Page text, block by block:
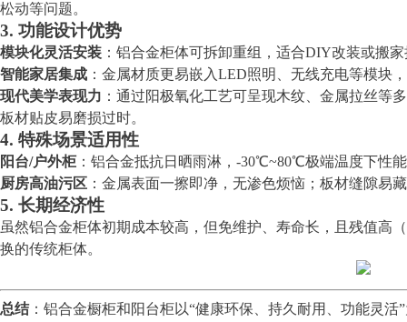
松动等问题。
3. 功能设计优势
模块化灵活安装 ：铝合金柜体可拆卸重组，适合DIY改装或搬
智能家居集成 ：金属材质更易嵌入LED照明、无线充电等模块
现代美学表现力 ：通过阳极氧化工艺可呈现木纹、金属拉丝等
板材贴皮易磨损过时。
4. 特殊场景适用性
阳台/户外柜：铝合金抵抗日晒雨淋，-30℃~80℃极端温度下性
厨房高油污区 ：金属表面一擦即净，无渗色烦恼；板材缝隙易
5. 长期经济性
虽然铝合金柜体初期成本较高，但免维护、寿命长，且残值高
换的传统柜体。
总结：铝合金橱柜和阳台柜以“健康环保、持久耐用、功能灵